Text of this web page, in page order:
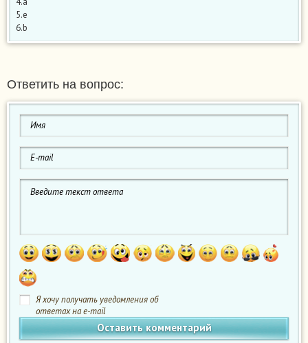
5.e
6.b
Ответить на вопрос:
Я хочу получать уведомления об
ответах на e-mail